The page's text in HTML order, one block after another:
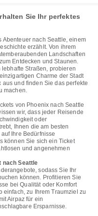
Sie Ihr perfektes
Abenteuer nach Seattle, einem
erzählt. Von ihrem
Landschaften
Entdecken und Staunen.
Straßen, probieren
Charme der Stadt
und finden Sie das perfekte
machen.
von Phoenix nach Seattle
wir, dass jeder Reisende
oder
Ihnen die am besten
Ihre Bedürfnisse
können Sie sich ein Ticket
und angenehmen
nach Seattle
sodass Sie Ihr
können. Profitieren Sie
bei Qualität oder Komfort
einfach, zu Ihrem Traumziel zu
Airpaz für ein
Ersparnisse.